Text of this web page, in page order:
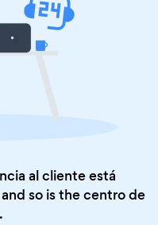
al cliente está
so is thecentro de
.